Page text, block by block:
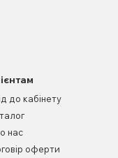
до кабінету
нас
оферти